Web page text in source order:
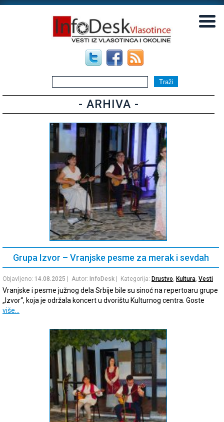
- ARHIVA -
Grupa Izvor – Vranjske pesme za merak i sevdah
Objavljeno: 14.08.2025 | Autor: InfoDesk | Kategorija: Drustvo, Kultura, Vesti
Vranjske i pesme južnog dela Srbije bile su sinoć na repertoaru grupe
„Izvor“, koja je održala koncert u dvorištu Kulturnog centra. Goste
više…